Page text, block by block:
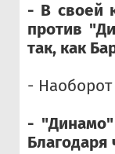
- В своей
против
так, как
- Наоборот
-
Благодаря